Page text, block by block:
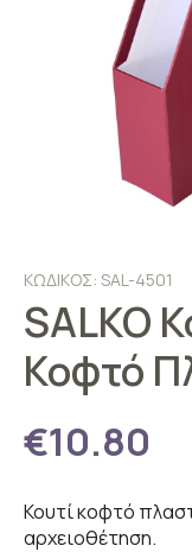
ΚΩΔΙΚΟΣ: SAL-4501
SALKO
Κοφτό
€10.80
Κουτί κοφτό
αρχειοθέτηση.